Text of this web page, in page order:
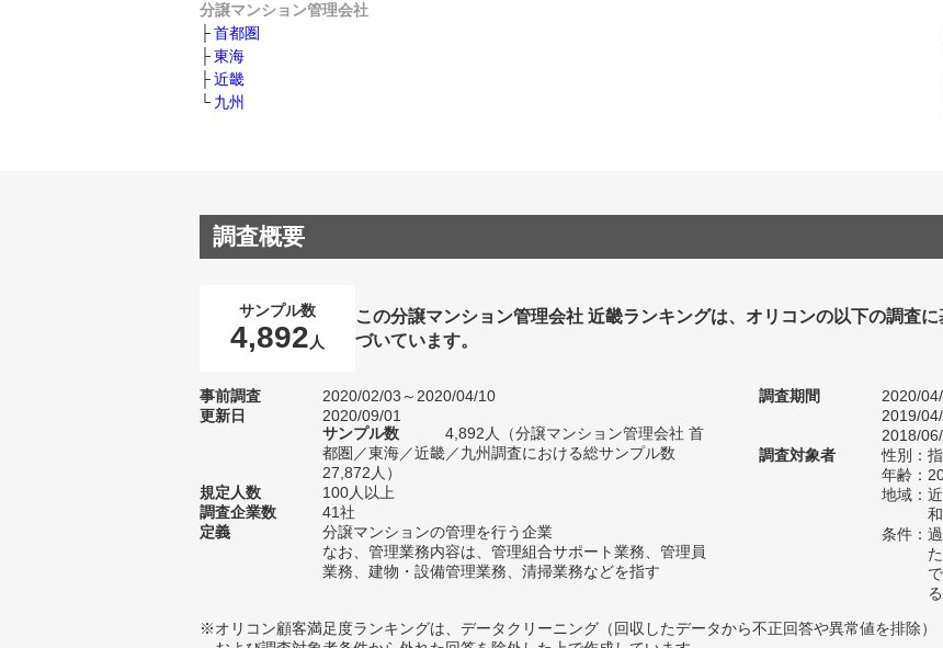
分譲マンション管理会社
首都圏
東海
近畿
九州
調査概要
サンプル数
4,892 人
この分譲マンション管理会社 近畿ランキングは、オリコンの以下の調査に
づいています。
事前調査
2020/02/03～2020/04/10
更新日
2020/09/01
サンプル数
4,892人（分譲マンション管理会社 首
都圏／東海／近畿／九州調査における総サンプル数
27,872人）
規定人数
100人以上
調査企業数
41社
定義
分譲マンションの管理を行う企業
なお、管理業務内容は、管理組合サポート業務、管理員
業務、建物・設備管理業務、清掃業務などを指す
調査期間
2020/
2019/
2018/
調査対象者
性別：
年齢：
地域：
条件：
※オリコン顧客満足度ランキングは、データクリーニング（回収したデータから不正回答や異常値を排除）